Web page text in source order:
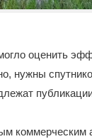
оценить
нужны
коммерческим